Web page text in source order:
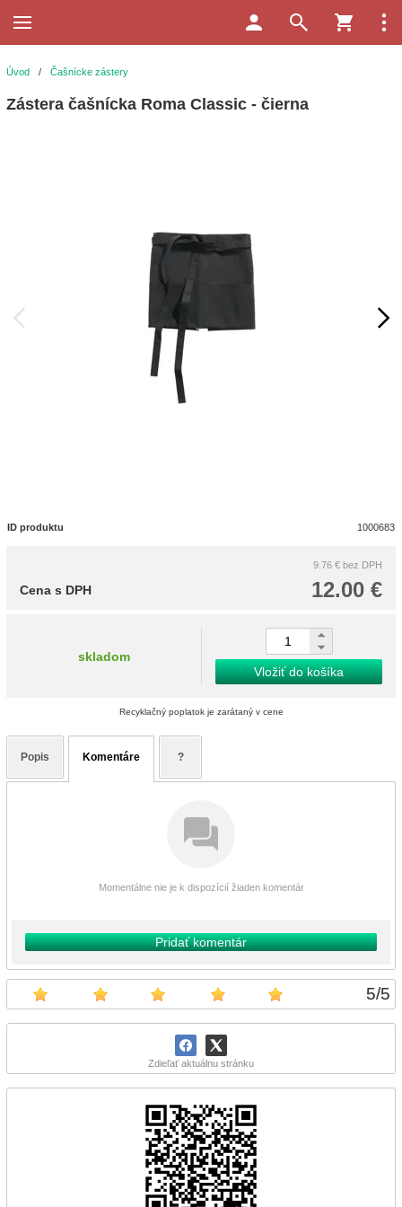
5/5
Zdieľať aktuálnu stránku
Úvod / Čašnícke zástery
Zástera čašnícka Roma Classic - čierna
ID produktu 1000683
9.76 € bez DPH
12.00 €
Cena s DPH
skladom
Vložiť do košíka
Recyklačný poplatok je zarátaný v cene
Popis Komentáre ?
Momentálne nie je k dispozícií žiaden komentár
Pridať komentár